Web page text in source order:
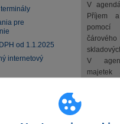
pre
od 1.1.2025
internetový
V
Příjem
čárového
V
majetek
čtečky